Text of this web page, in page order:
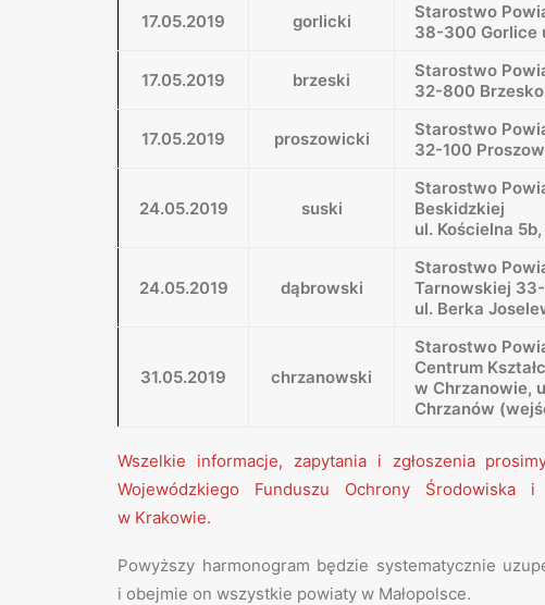
17.05.2019 gorlicki
Starostwo
38-300 Gorlice
17.05.2019 brzeski
Starostwo
32-800 Brzesko
17.05.2019 proszowicki
Starostwo
32-100
24.05.2019 suski
Starostwo
Beskidzkiej
ul. Kościelna
24.05.2019 dąbrowski
Starostwo
Tarnowskiej
ul. Berka
31.05.2019 chrzanowski
Starostwo
Centrum
w Chrzanowie,
Chrzanów
Wszelkie informacje, zapytania i zgłoszenia
Wojewódzkiego Funduszu Ochrony Środowiska i
w Krakowie.
Powyższy harmonogram będzie systematycznie
i obejmie on wszystkie powiaty w Małopolsce.